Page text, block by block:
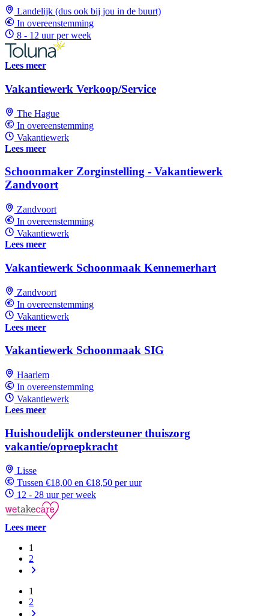
Landelijk (dus ook bij jou in de buurt)
In overeenstemming
8 - 12 uur per week
Lees meer
Vakantiewerk Verkoop/Service
The Hague
In overeenstemming
Vakantiewerk
Lees meer
Schoonmaker Zorginstelling - Vakantiewerk
Zandvoort
Zandvoort
In overeenstemming
Vakantiewerk
Lees meer
Vakantiewerk Schoonmaak Kennemerhart
Zandvoort
In overeenstemming
Vakantiewerk
Lees meer
Vakantiewerk Schoonmaak SIG
Haarlem
In overeenstemming
Vakantiewerk
Lees meer
Huishoudelijk ondersteuner thuiszorg
vakantie/oproepkracht
Lisse
Tussen €18,00 en €18,50 per uur
12 - 28 uur per week
Lees meer
1
2
1
2